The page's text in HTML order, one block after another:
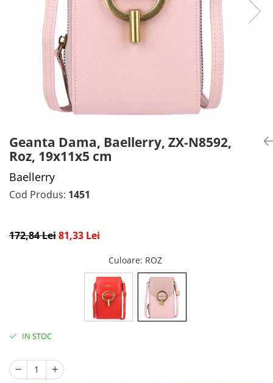
CADOU NAȘI
BRATARI DAMĂ
PORTOFELE DAMĂ
GENTI DAMĂ
RUCSACURI DAMĂ
CURELE DAMĂ
Geanta Dama, Baellerry, ZX-N8592,
Roz, 19x11x5 cm
Baellerry
Cod Produs: 1451
172,84 Lei81,33 Lei
Culoare: ROZ
IN STOC